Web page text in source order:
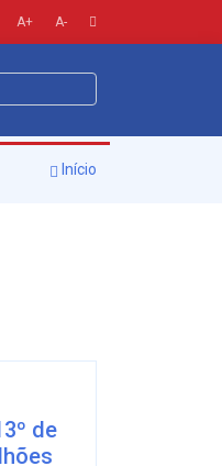
A+ A-
Início
de